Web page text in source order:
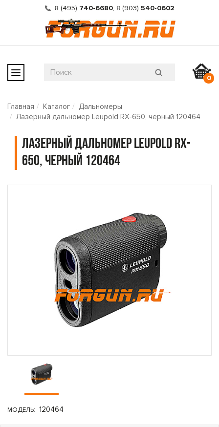
8 (495) 740-6680, 8 (903) 540-0602
0
Главная Каталог
Дальномеры
Лазерный дальномер Leupold RX-650, черный 120464
Лазерный дальномер Leupold RX-
650, черный 120464
МОДЕЛЬ: 120464